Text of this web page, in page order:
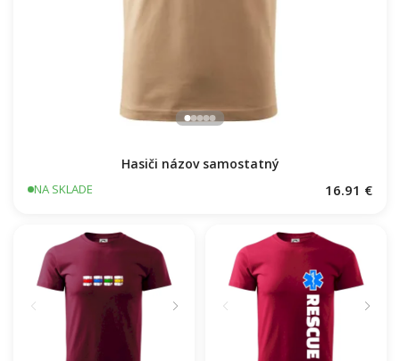
Hasiči názov samostatný
NA SKLADE 16.91 €